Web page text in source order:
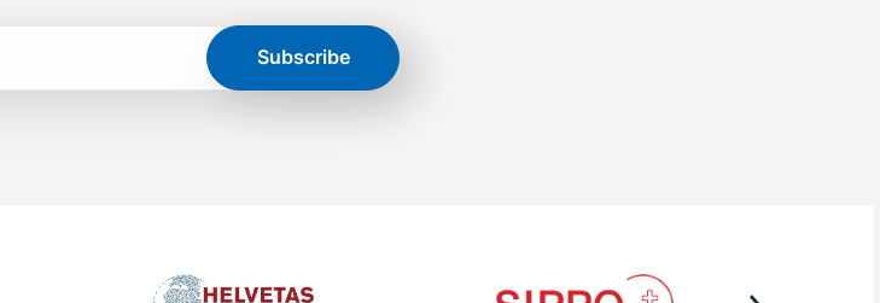
Subscribe